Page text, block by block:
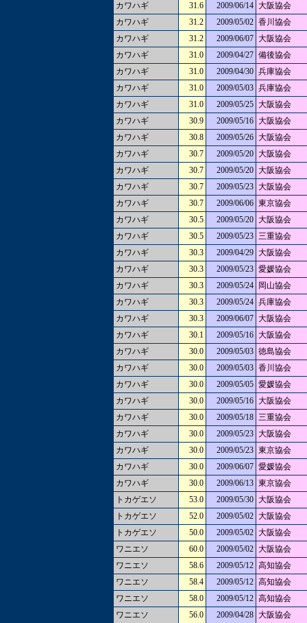
カワハギ
31.6 2009/06/14 大阪協会
カワハギ
31.2 2009/05/02 香川協会
カワハギ
31.2 2009/06/07 大阪協会
カワハギ
31.0 2009/04/27 備後協会
カワハギ
31.0 2009/04/30 兵庫協会
カワハギ
31.0 2009/05/03 兵庫協会
カワハギ
31.0 2009/05/25 大阪協会
カワハギ
30.9 2009/05/16 大阪協会
カワハギ
30.8 2009/05/26 大阪協会
カワハギ
30.7 2009/05/20 大阪協会
カワハギ
30.7 2009/05/20 大阪協会
カワハギ
30.7 2009/05/23 大阪協会
カワハギ
30.7 2009/06/06 東京協会
カワハギ
30.5 2009/05/20 大阪協会
カワハギ
30.5 2009/05/23 三重協会
カワハギ
30.3 2009/04/29 大阪協会
カワハギ
30.3 2009/05/23 愛媛協会
カワハギ
30.3 2009/05/24
岡山協会
カワハギ
30.3 2009/05/24 兵庫協会
カワハギ
30.3 2009/06/07 大阪協会
カワハギ
30.1 2009/05/16 大阪協会
カワハギ
30.0 2009/05/03 徳島協会
カワハギ
30.0 2009/05/03 香川協会
カワハギ
30.0 2009/05/05 愛媛協会
カワハギ
30.0 2009/05/16 大阪協会
カワハギ
30.0 2009/05/18 三重協会
カワハギ
30.0 2009/05/23 大阪協会
カワハギ
30.0 2009/05/23 東京協会
カワハギ
30.0 2009/06/07 愛媛協会
カワハギ
30.0 2009/06/13 東京協会
トカゲエソ
53.0 2009/05/30 大阪協会
トカゲエソ
52.0 2009/05/02 大阪協会
トカゲエソ
50.0 2009/05/02 大阪協会
ワニエソ
60.0 2009/05/02 大阪協会
ワニエソ
58.6 2009/05/12 高知協会
ワニエソ
58.4 2009/05/12 高知協会
ワニエソ
58.0 2009/05/12 高知協会
ワニエソ
56.0 2009/04/28 大阪協会